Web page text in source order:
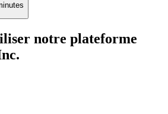
notre plateforme